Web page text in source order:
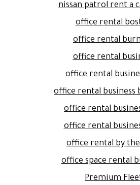
nissan patrol rent a
office rental
office rental
office rental
office rental
office rental business
office rental
office rental
office rental by
office space rental
Premium